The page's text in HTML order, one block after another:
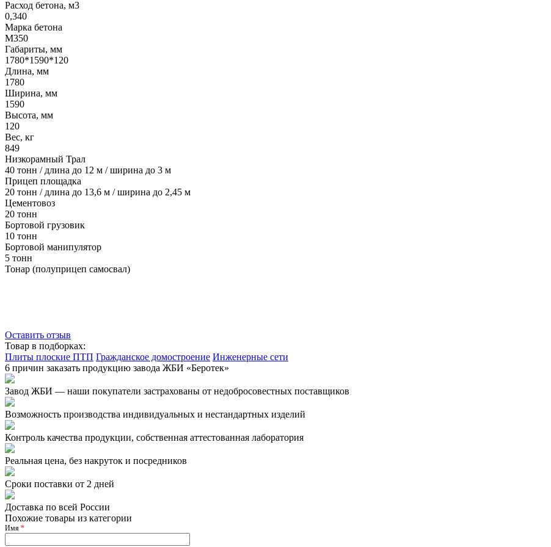
Расход бетона, м3
0,340
Марка бетона
М350
Габариты, мм
1780*1590*120
Длина, мм
1780
Ширина, мм
1590
Высота, мм
120
Вес, кг
849
Низкорамный Трал
40 тонн / длина до 12 м / ширина до 3 м
Прицеп площадка
20 тонн / длина до 13,6 м / ширина до 2,45 м
Цементовоз
20 тонн
Бортовой грузовик
10 тонн
Бортовой манипулятор
5 тонн
Тонар (полуприцеп самосвал)
Оставить отзыв
Товар в подборках:
Плиты плоские ПТП Гражданское домостроение Инженерные сети
6 причин заказать продукцию завода ЖБИ «Беротек»
Завод ЖБИ — наши покупатели застрахованы от недобросовестных поставщиков
Возможность производства индивидуальных и нестандартных изделий
Контроль качества продукции, собственная аттестованная лаборатория
Реальная цена, без накруток и посредников
Сроки поставки от 2 дней
Доставка по всей России
Похожие товары из категории
Имя *